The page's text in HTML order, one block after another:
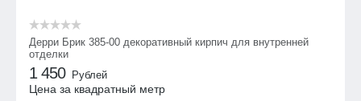
Дерри Брик 385-00 декоративный кирпич для внутренней
отделки
1 450 Рублей
Цена за квадратный метр